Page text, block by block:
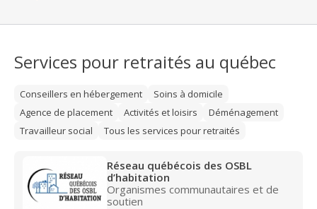
Services pour retraités au québec
Conseillers en hébergement
Soins à domicile
Agence de placement
Activités et loisirs
Déménagement
Travailleur social
Tous les services pour retraités
Réseau québécois des OSBL
d’habitation
Organismes communautaires et de
soutien